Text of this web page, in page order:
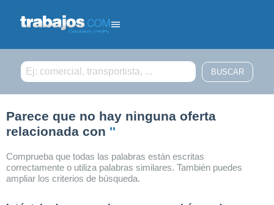
Parece que no hay ninguna oferta
relacionada con ''
Comprueba que todas las palabras están escritas
correctamente o utiliza palabras similares. También puedes
ampliar los criterios de búsqueda.